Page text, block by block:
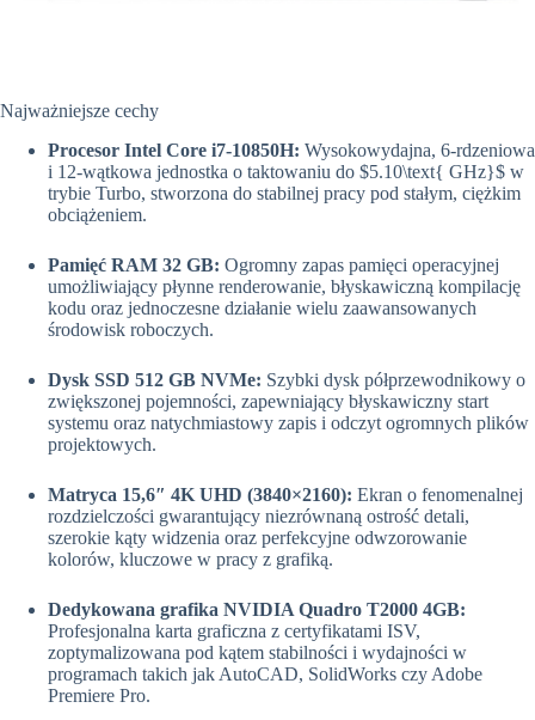
Najważniejsze cechy
Procesor Intel Core i7-10850H: Wysokowydajna, 6-rdzeniowa
i 12-wątkowa jednostka o taktowaniu do $5.10\text{ GHz}$ w
trybie Turbo, stworzona do stabilnej pracy pod stałym, ciężkim
obciążeniem.
Pamięć RAM 32 GB: Ogromny zapas pamięci operacyjnej
umożliwiający płynne renderowanie, błyskawiczną kompilację
kodu oraz jednoczesne działanie wielu zaawansowanych
środowisk roboczych.
Dysk SSD 512 GB NVMe: Szybki dysk półprzewodnikowy o
zwiększonej pojemności, zapewniający błyskawiczny start
systemu oraz natychmiastowy zapis i odczyt ogromnych plików
projektowych.
Matryca 15,6″ 4K UHD (3840×2160): Ekran o fenomenalnej
rozdzielczości gwarantujący niezrównaną ostrość detali,
szerokie kąty widzenia oraz perfekcyjne odwzorowanie
kolorów, kluczowe w pracy z grafiką.
Dedykowana grafika NVIDIA Quadro T2000 4GB:
Profesjonalna karta graficzna z certyfikatami ISV,
zoptymalizowana pod kątem stabilności i wydajności w
programach takich jak AutoCAD, SolidWorks czy Adobe
Premiere Pro.